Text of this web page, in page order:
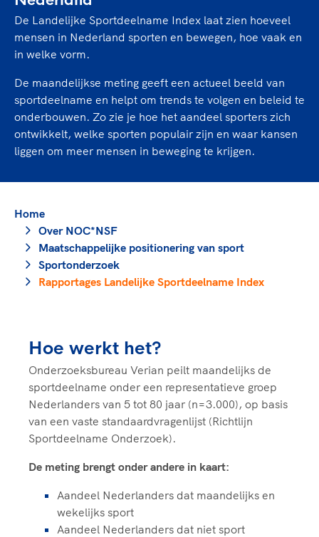
Sportonderzoek
Game Changer
TeamNL kids
Olympische geschiedenis
Columns
Sport gaat niet vanzelf
een rondje fietsen, door samen te skaten of naar
de sportschool te gaan. Door samen te juichen
voor Sifan Hassan, Rico Verhoeven, Diede de
Groot en het Nederlands Elftal. Of met trots te
genieten van de karatewedstrijd van je dochter,
de halve marathon van je moeder of de
hockeywedstrijd van je buurjongen.
Lees verder
Diversiteit en inclusie
Gezonde sportomgeving
Bekwaam sportkader
Vitale clubs en bestuurlijk kader
Clubacties
Opleidingen en trainingen
High5 Stappenplan
Beroepskrachten
Samen voor een veilige
sportomgeving
Voor welk gedrag staat de club? Wat mag wel
En wat mag vooral niet? Een gedragscode geeft
hier richting aan en is dus een belangrijk
onderdeel van het clubbeleid rondom gewenst en
ongewenst gedrag.
TeamNL Academie Kalender
Kennisaanbod TeamNL Experts
TeamNL Sport Science Centre
Olympische Spelen LA28
Paralympische Spelen LA28
Topsportbeleid
Topsportfinanciering
Maatschappelijke waarde topsport
Top teamsportcompetities
ontwikkelprogramma voor de volgende functies
binnen TeamNL programma's: experts, coaches,
bestuurders, (technisch) directeuren, managers en
toekomstig kader.
Lees verder
De Landelijke Sportdeelname Index laat zien hoeveel
mensen in Nederland sporten en bewegen, hoe vaak en
in welke vorm.
De maandelijkse meting geeft een actueel beeld van
sportdeelname en helpt om trends te volgen en beleid te
onderbouwen. Zo zie je hoe het aandeel sporters zich
ontwikkelt, welke sporten populair zijn en waar kansen
liggen om meer mensen in beweging te krijgen.
Home
Over NOC*NSF
Maatschappelijke positionering van sport
Sportonderzoek
Rapportages Landelijke Sportdeelname Index
Hoe werkt het?
Onderzoeksbureau Verian peilt maandelijks de
sportdeelname onder een representatieve groep
Nederlanders van 5 tot 80 jaar (n=3.000), op basis
van een vaste standaardvragenlijst (Richtlijn
Sportdeelname Onderzoek).
De meting brengt onder andere in kaart:
Aandeel Nederlanders dat maandelijks en
wekelijks sport
Aandeel Nederlanders dat niet sport